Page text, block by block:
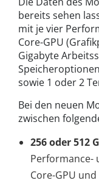
bereits sehen
mit je vier
Core-GPU
Gigabyte
sowie 1 oder 2
Bei den neuen
zwischen
256 oder 512
Performance-
Core-GPU